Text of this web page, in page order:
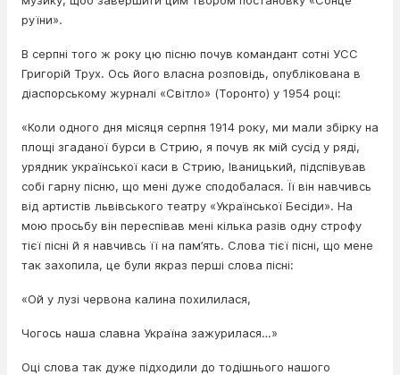
руїни».
В серпні того ж року цю пісню почув командант сотні УСС
Григорій Трух. Ось його власна розповідь, опублікована в
діаспорському журналі «Світло» (Торонто) у 1954 році:
«Коли одного дня місяця серпня 1914 року, ми мали збірку на
площі згаданої бурси в Стрию, я почув як мій сусід у ряді,
урядник української каси в Стрию, Іваницький, підспівував
собі гарну пісню, що мені дуже сподобалася. Її він навчивсь
від артистів львівського театру «Української Бесіди». На
мою просьбу він переспівав мені кілька разів одну строфу
тієї пісні й я навчивсь її на пам’ять. Слова тієї пісні, що мене
так захопила, це були якраз перші слова пісні:
«Ой у лузі червона калина похилилася,
Чогось наша славна Україна зажурилася…»
Оці слова так дуже підходили до тодішнього нашого